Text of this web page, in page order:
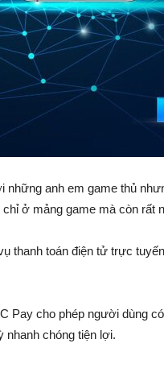
những anh em game thủ
ở mảng game mà còn rất
thanh toán điện tử trực
Pay cho phép người dùng
chóng tiện lợi.